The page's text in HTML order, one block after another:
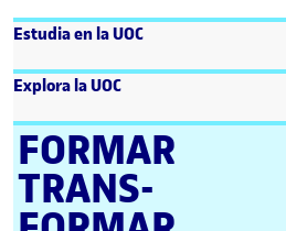
Estudia en la UOC
Explora la UOC
FORMAR
TRANS­